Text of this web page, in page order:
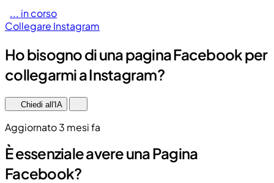
... in corso
Collegare Instagram
Ho bisogno di una pagina Facebook per
collegarmi a Instagram?
Chiedi all'IA
Aggiornato 3 mesi fa
È essenziale avere una Pagina
Facebook?